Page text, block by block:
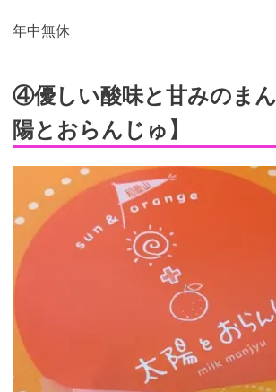
年中無休
④優しい酸味と甘みのま
陽とおらんじゅ】